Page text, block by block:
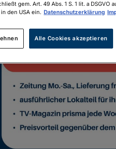
gem. Art. 49 Abs. 1 S. 1 lit. a DSGVO
den USA ein. Datenschutzerklärung
Alle Cookies akzeptieren